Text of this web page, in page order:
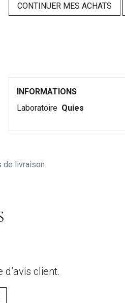
CONTINUER MES ACHATS
INFORMATIONS
Laboratoire Quies
livraison.
client.